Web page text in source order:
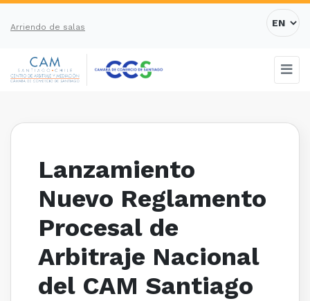
Arriendo de salas
Lanzamiento
Nuevo Reglamento
Procesal de
Arbitraje Nacional
del CAM Santiago